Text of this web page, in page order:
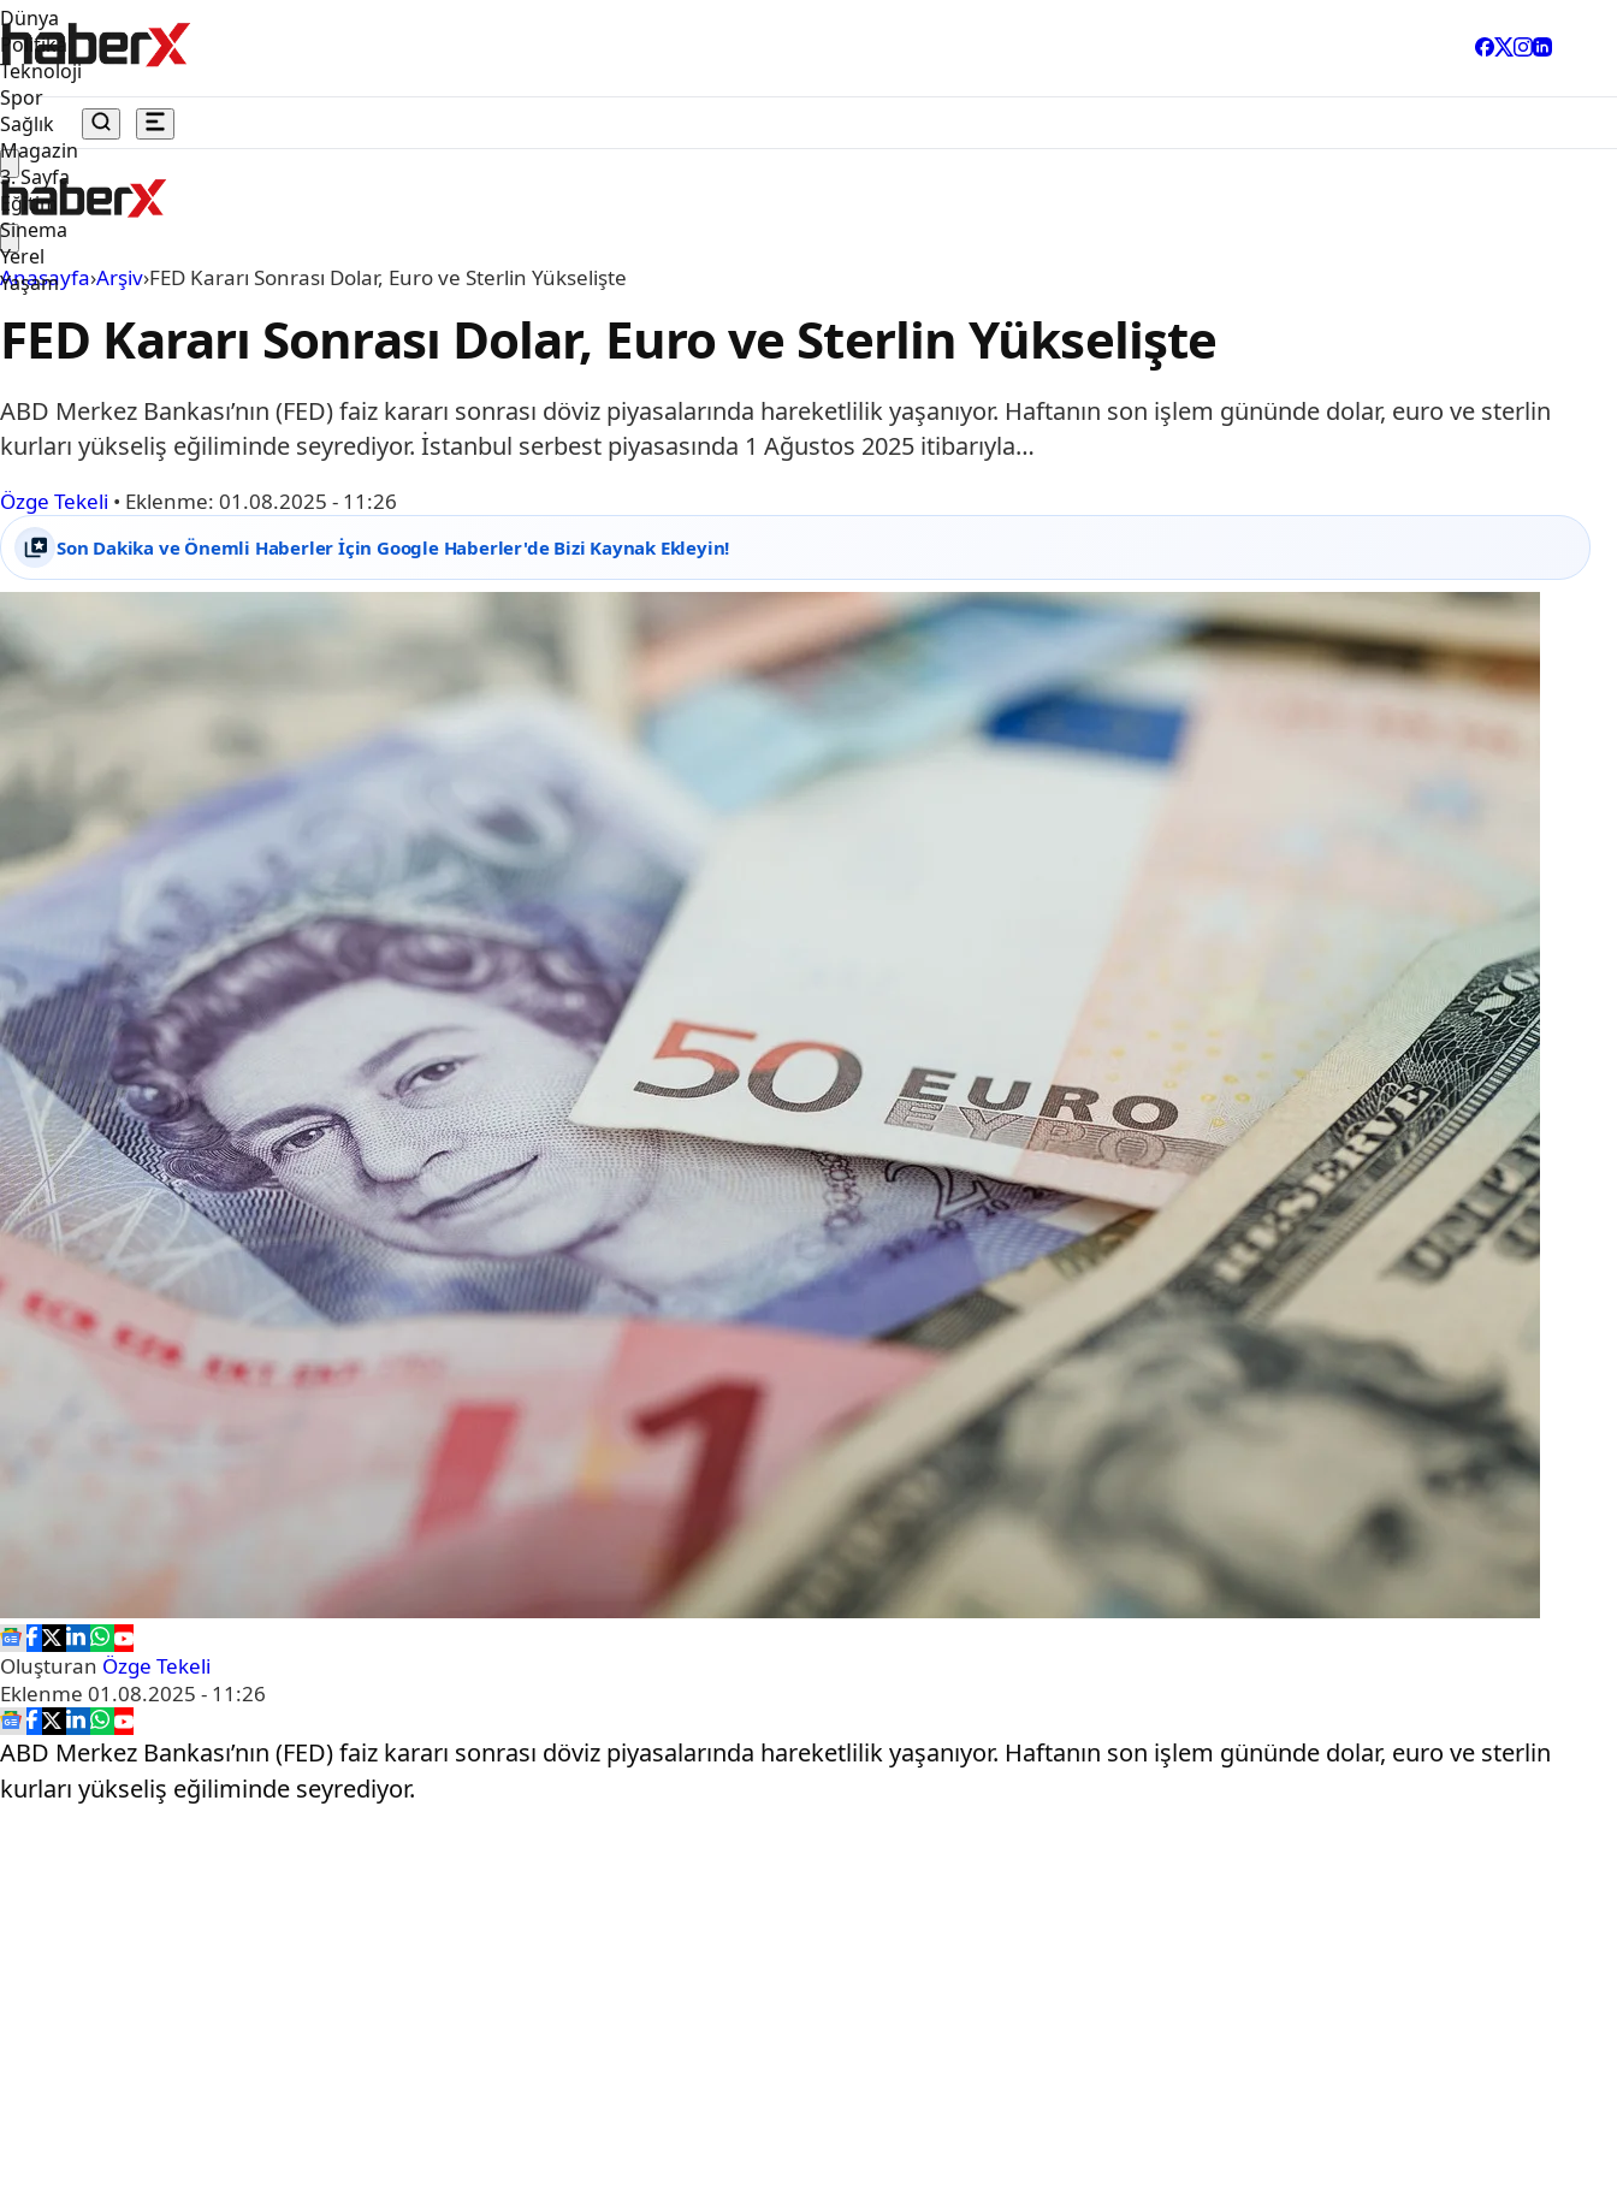
Dünya
Politika
Teknoloji
Spor
Sağlık
Magazin
3. Sayfa
Eğitim
Sinema
Yerel
Yaşam
Anasayfa›Arşiv›FED Kararı Sonrası Dolar, Euro ve Sterlin Yükselişte
FED Kararı Sonrası Dolar, Euro ve Sterlin Yükselişte
ABD Merkez Bankası’nın (FED) faiz kararı sonrası döviz piyasalarında hareketlilik yaşanıyor. Haftanın son işlem gününde dolar, euro ve sterlin
kurları yükseliş eğiliminde seyrediyor. İstanbul serbest piyasasında 1 Ağustos 2025 itibarıyla…
Özge Tekeli • Eklenme: 01.08.2025 - 11:26
Son Dakika ve Önemli Haberler İçin Google Haberler'de Bizi Kaynak Ekleyin!
Oluşturan Özge Tekeli
Eklenme 01.08.2025 - 11:26
ABD Merkez Bankası’nın (FED) faiz kararı sonrası döviz piyasalarında hareketlilik yaşanıyor. Haftanın son işlem gününde dolar, euro ve sterlin
kurları yükseliş eğiliminde seyrediyor.